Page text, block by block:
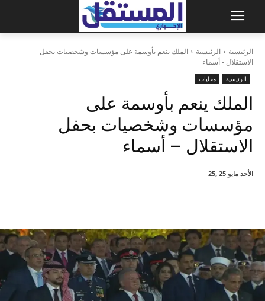
الرئيسية الرئيسية
الملك ينعم بأوسمة على مؤسسات وشخصيات بحفل
الاستقلال - أسماء
الرئيسية محليات
الملك ينعم بأوسمة على
مؤسسات وشخصيات بحفل
الاستقلال – أسماء
الأحد مايو 25 ,25